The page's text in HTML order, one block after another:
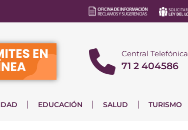
Central Telefónica
71 2 404586
EDUCACIÓN SALUD TURISMO